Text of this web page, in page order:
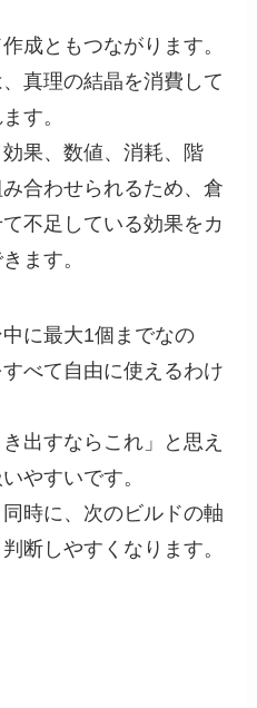
成ともつながります。
真理の結晶を消費して
す。
果、数値、消耗、階
合わせられるため、倉
不足している効果をカ
ます。
に最大1個までなの
べて自由に使えるわけ
出すならこれ」と思え
やすいです。
時に、次のビルドの軸
断しやすくなります。